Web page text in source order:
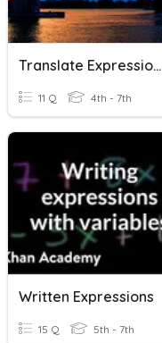
Translate Expressions
11 Q 4th - 7th
Written Expressions
15 Q 5th - 7th